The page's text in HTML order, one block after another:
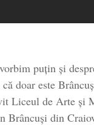
puțin și
doar este
Liceul de Arte și
Brâncuși din